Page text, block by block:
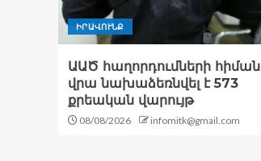
ԻՐԱՎՈՒՆՔ
ԱԱԾ հաղորդումների հիման
վրա նախաձեռնվել է 573
քրեական վարույթ
08/08/2026 infomitk@gmail.com